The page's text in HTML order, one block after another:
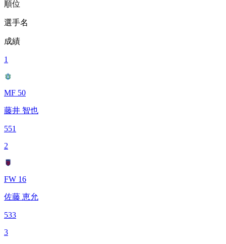
順位
選手名
成績
1
MF 50
藤井 智也
551
2
FW 16
佐藤 恵允
533
3